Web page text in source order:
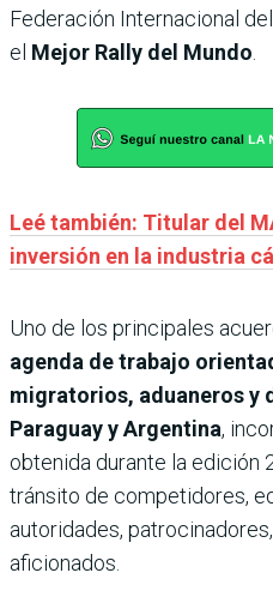
Federación Internacional
el Mejor Rally del Mundo.
Leé también: Titular del
inversión en la industria
Uno de los principales
agenda de trabajo
migratorios, aduaneros y
Paraguay y Argentina,
obtenida durante la edición
tránsito de competidores,
autoridades,
aficionados.